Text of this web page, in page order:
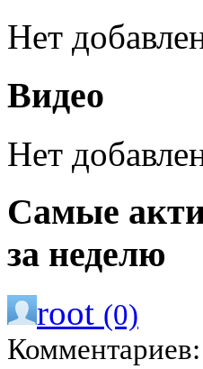
Нет
Видео
Нет
Самые
за неделю
root (0)